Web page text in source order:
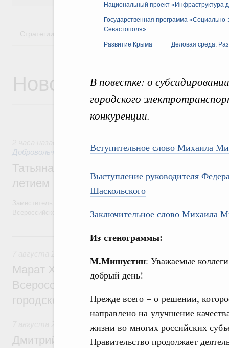
Национальный проект «Инфраструктура
Государственная программа
Севастополя»
Развитие Крыма Деловая среда.
В повестке: о
городского
конкуренции.
Вступительное слово Михаила
Выступление руководителя
Шаскольского
Заключительное слово Михаила
Из стенограммы:
М.Мишустин: Уважаемые
добрый день!
Прежде всего – о решении,
направлено на улучшение
жизни во многих российских
Правительство продолжает
Стратегии Государственные программы
Новости
Добровольчество и волонтёрство. Благотворительность
Татьяна Голикова поздравила
летием
Всероссийского общественного движения «Волонтёры-медики» с
Вчера
Марат Хуснуллин провёл заседание
Всероссийского конкурса лучших
городской среды
Отрасль информационных технологий
Дмитрий Чернышенко и Сергей Кравцов